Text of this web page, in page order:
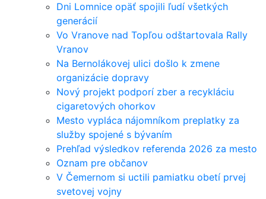
Dni Lomnice opäť spojili ľudí všetkých
generácií
Vo Vranove nad Topľou odštartovala Rally
Vranov
Na Bernolákovej ulici došlo k zmene
organizácie dopravy
Nový projekt podporí zber a recykláciu
cigaretových ohorkov
Mesto vypláca nájomníkom preplatky za
služby spojené s bývaním
Prehľad výsledkov referenda 2026 za mesto
Oznam pre občanov
V Čemernom si uctili pamiatku obetí prvej
svetovej vojny